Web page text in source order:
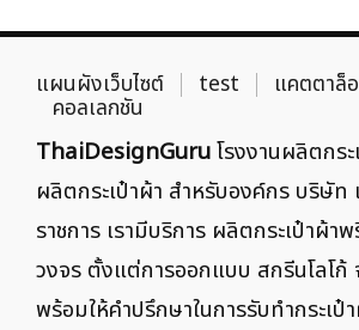
แผนผังเว็บไซต์ test แคตตาล็
คอลเลกชัน
ThaiDesignGuruโรงงานผลิตกร
ผลิตกระเป๋าผ้า สำหรับองค์กร บริษัท
ราชการ เรามีบริการ ผลิตกระเป๋าผ้า
วงจร ตั้งแต่การออกแบบ สกรีนโลโก้
พร้อมให้คำปรึกษาในการรับทำกระเป๋